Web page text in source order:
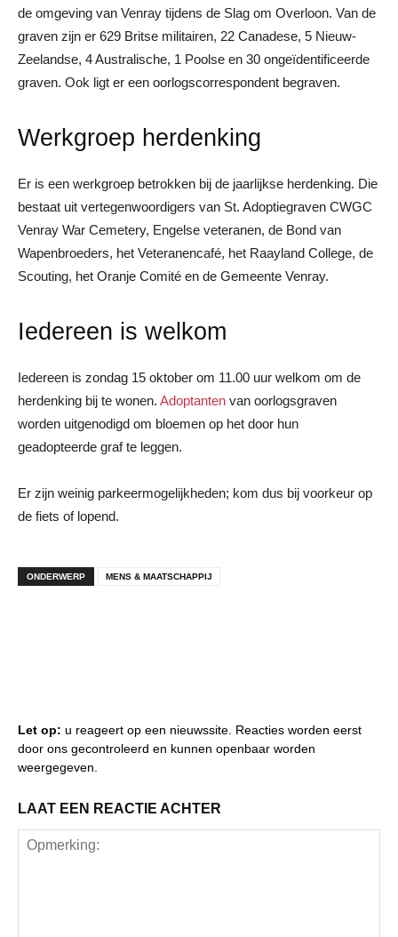
de omgeving van Venray tijdens de Slag om Overloon. Van de
graven zijn er 629 Britse militairen, 22 Canadese, 5 Nieuw-
Zeelandse, 4 Australische, 1 Poolse en 30 ongeïdentificeerde
graven. Ook ligt er een oorlogscorrespondent begraven.
Werkgroep herdenking
Er is een werkgroep betrokken bij de jaarlijkse herdenking. Die
bestaat uit vertegenwoordigers van St. Adoptiegraven CWGC
Venray War Cemetery, Engelse veteranen, de Bond van
Wapenbroeders, het Veteranencafé, het Raayland College, de
Scouting, het Oranje Comité en de Gemeente Venray.
Iedereen is welkom
Iedereen is zondag 15 oktober om 11.00 uur welkom om de
herdenking bij te wonen. Adoptanten van oorlogsgraven
worden uitgenodigd om bloemen op het door hun
geadopteerde graf te leggen.
Er zijn weinig parkeermogelijkheden; kom dus bij voorkeur op
de fiets of lopend.
ONDERWERP MENS & MAATSCHAPPIJ
Let op: u reageert op een nieuwssite. Reacties worden eerst
door ons gecontroleerd en kunnen openbaar worden
weergegeven.
LAAT EEN REACTIE ACHTER